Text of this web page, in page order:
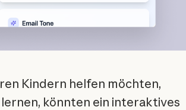
Kindern helfen möchten,
könnten ein interaktives